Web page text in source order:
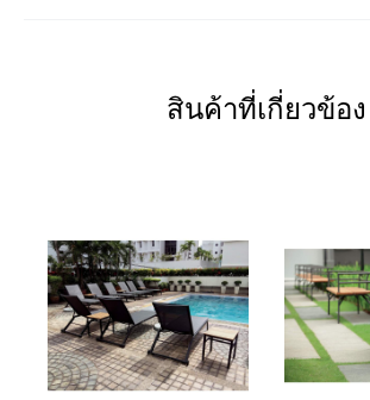
สินค้าที่เกี่ยวข้อง